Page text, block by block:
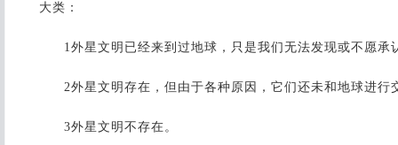
大类：
1外星文明已经来到过地球，只是我们无法发现或不愿承
2外星文明存在，但由于各种原因，它们还未和地球进行
3外星文明不存在。